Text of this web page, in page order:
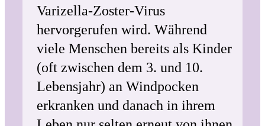
Varizella-Zoster-Virus
hervorgerufen wird. Während
viele Menschen bereits als Kinder
(oft zwischen dem 3. und 10.
Lebensjahr) an Windpocken
erkranken und danach in ihrem